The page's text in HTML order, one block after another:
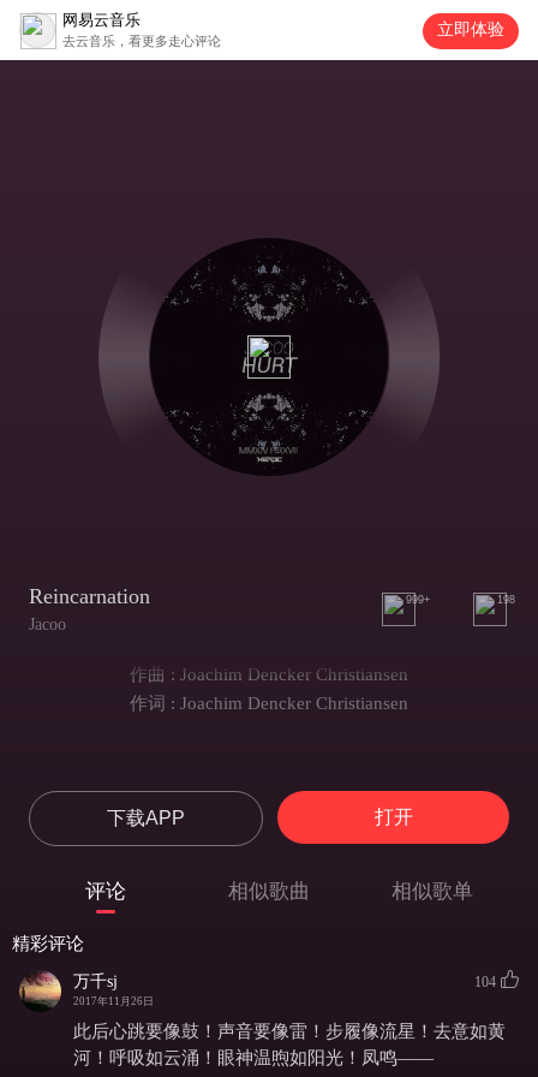
网易云音乐
去云音乐，看更多走心评论
立即体验
Reincarnation
Jacoo
999+ 198
作曲 : Joachim Dencker Christiansen
作词 : Joachim Dencker Christiansen
下载APP 打开
评论 相似歌曲 相似歌单
精彩评论
万千sj
2017年11月26日
104
此后心跳要像鼓！声音要像雷！步履像流星！去意如黄
河！呼吸如云涌！眼神温煦如阳光！凤鸣——